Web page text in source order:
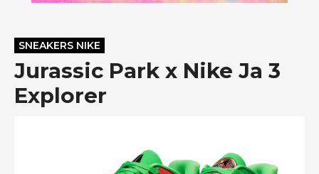
SNEAKERS NIKE
Jurassic Park x Nike Ja 3
Explorer